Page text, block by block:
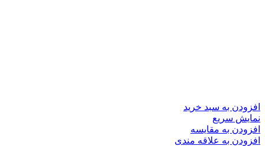
افزودن به سبد خرید
نمایش سریع
افزودن به مقایسه
افزودن به علاقه مندی